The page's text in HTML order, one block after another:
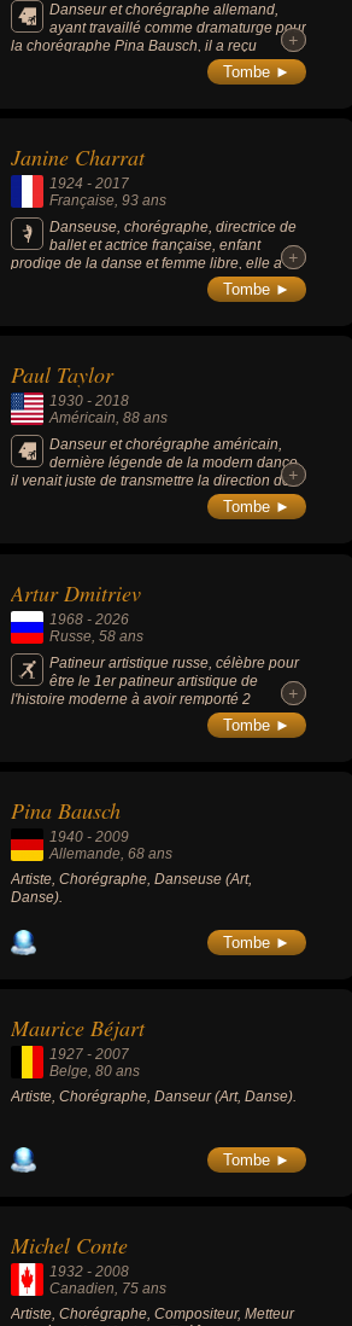
Danseur et chorégraphe allemand,
ayant travaillé comme dramaturge pour
la chorégraphe Pina Bausch, il a reçu
plusieurs prix et avait été nommé officier de
l’ordre des Arts et des Lettres en France en
+
+
Tombe ►
Janine Charrat
1924 - 2017
Française, 93 ans
Danseuse, chorégraphe, directrice de
ballet et actrice française, enfant
prodige de la danse et femme libre, elle a
mené une carrière hors norme et a ouvert la
voie à la danse contemporaine française.
+
+
Tombe ►
Paul Taylor
1930 - 2018
Américain, 88 ans
Danseur et chorégraphe américain,
dernière légende de la modern dance,
il venait juste de transmettre la direction de
sa compagnie qu'il avait créée en 1954
avant sa mort. Il est connu pour ses pièces «
+
+
Tombe ►
Artur Dmitriev
1968 - 2026
Russe , 58 ans
Patineur artistique russe, célèbre pour
être le 1er patineur artistique de
l'histoire moderne à avoir remporté 2
médailles d'or olympiques dans la catégorie
des couples avec deux partenaires
de champion du monde et 2 titres de
champion d'Europe.
+
+
Tombe ►
Pina Bausch
1940 - 2009
Allemande , 68 ans
Artiste, Chorégraphe, Danseuse (Art,
Danse).
Tombe ►
Maurice Béjart
1927 - 2007
Belge, 80 ans
Artiste, Chorégraphe, Danseur (Art, Danse).
Tombe ►
Michel Conte
1932 - 2008
Canadien, 75 ans
Artiste, Chorégraphe, Compositeur, Metteur